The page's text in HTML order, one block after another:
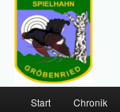
Zum
Zum
Start Chronik